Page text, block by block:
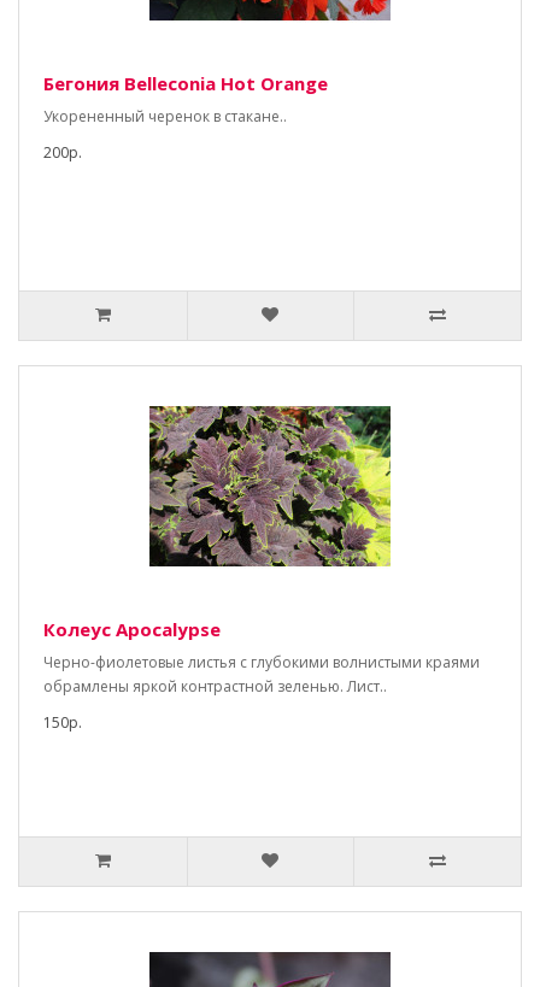
Бегония Belleconia Hot Orange
Укорененный черенок в стакане..
200р.
Колеус Apocalypse
Черно-фиолетовые листья с глубокими волнистыми краями
обрамлены яркой контрастной зеленью. Лист..
150р.